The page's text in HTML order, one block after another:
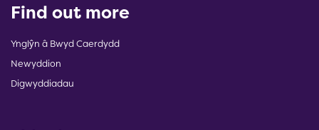
Find out more
Ynglŷn â Bwyd Caerdydd
Newyddion
Digwyddiadau